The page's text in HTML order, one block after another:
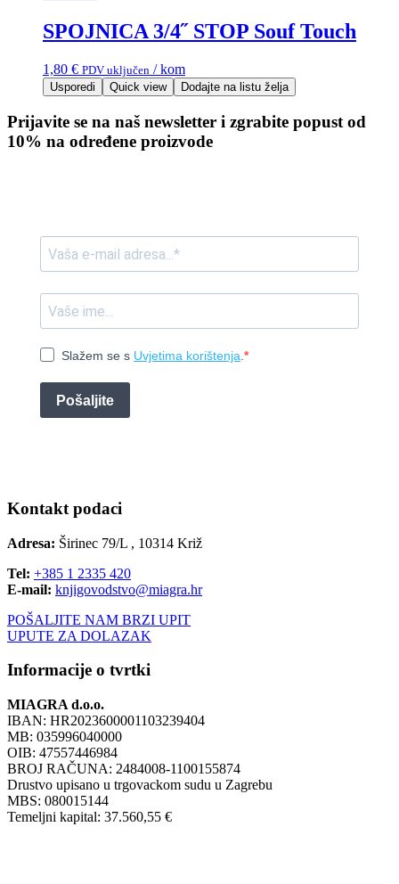
SPOJNICA 3/4˝ STOP Souf Touch
1,80 € PDV uključen / kom
Usporedi Quick view Dodajte na listu želja
Prijavite se na naš newsletter i zgrabite popust od
10% na određene proizvode
Slažem se s Uvjetima korištenja
Pošaljite
Kontakt podaci
Adresa: Širinec 79/L , 10314 Križ
Tel: +385 1 2335 420
E-mail: knjigovodstvo@miagra.hr
POŠALJITE NAM BRZI UPIT
UPUTE ZA DOLAZAK
Informacije o tvrtki
MIAGRA d.o.o.
IBAN: HR2023600001103239404
MB: 035996040000
OIB: 47557446984
BROJ RAČUNA: 2484008-1100155874
Drustvo upisano u trgovackom sudu u Zagrebu
MBS: 080015144
Temeljni kapital: 37.560,55 €